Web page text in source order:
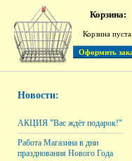
Корзина:
Корзина пуста.
Новости:
АКЦИЯ "Вас ждёт подарок!"
Работа Магазина в дни
празднования Нового Года